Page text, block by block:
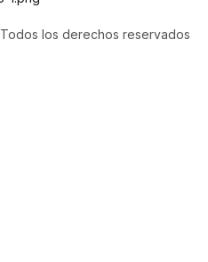
Todos los derechos reservados